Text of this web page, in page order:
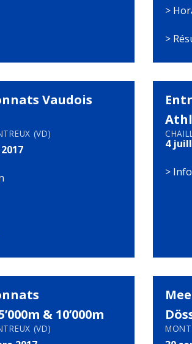
>
>
Vaudois
(VD)
4
>
& 10’000m
(VD)